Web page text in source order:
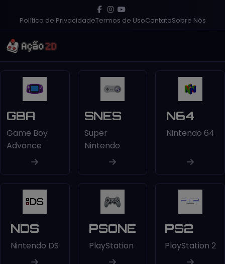
Política de PrivacidadeTermos de UsoContatoSobre Nós
GBA
Game Boy
Advance
SNES
Super
Nintendo
N64
Nintendo 64
NDS
Nintendo DS
PSONE
PlayStation
PS2
PlayStation 2